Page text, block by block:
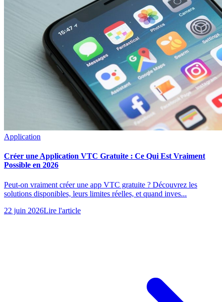
Application
Créer une Application VTC Gratuite : Ce Qui Est Vraiment
Possible en 2026
Peut-on vraiment créer une app VTC gratuite ? Découvrez les
solutions disponibles, leurs limites réelles, et quand inves...
22 juin 2026Lire l'article